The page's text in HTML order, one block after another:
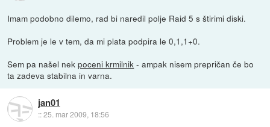
Imam podobno dilemo, rad bi naredil polje Raid 5 s štirimi diski.
Problem je le v tem, da mi plata podpira le 0,1,1+0.
Sem pa našel nekpoceni krmilnik - ampak nisem prepričan če bo
ta zadeva stabilna in varna.
jan01
::25. mar 2009, 18:56